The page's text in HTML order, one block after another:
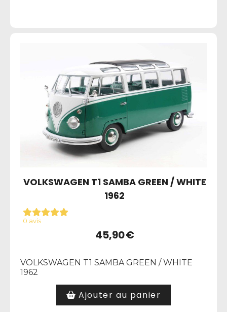
VOLKSWAGEN T1 SAMBA GREEN / WHITE
1962
0 avis
45,90€
VOLKSWAGEN T1 SAMBA GREEN / WHITE
1962
Ajouter au panier